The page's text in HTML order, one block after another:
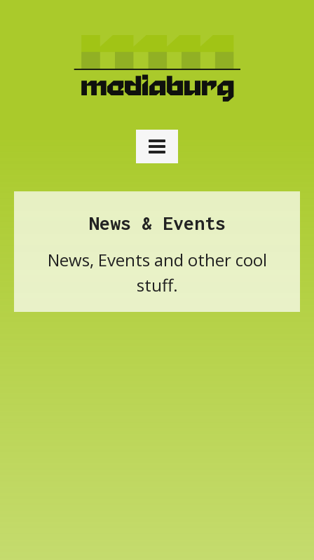
News & Events
News, Events and other cool
stuff.